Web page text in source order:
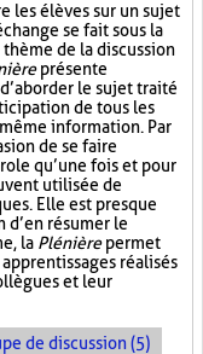
les élèves sur un sujet
se fait sous la
de la discussion
présente
le sujet traité
de tous les
information. Par
de se faire
qu’une fois et pour
utilisée de
Elle est presque
d’en résumer le
la Plénièrepermet
réalisés
et leur
de discussion (5)